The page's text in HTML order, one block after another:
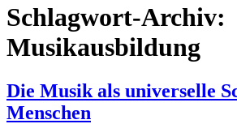
Schlagwort-Archiv:
Musikausbildung
Die Musik als universelle
Menschen